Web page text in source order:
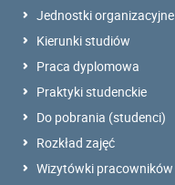
Jednostki organizacyjne
Kierunki studiów
Praca dyplomowa
Praktyki studenckie
Do pobrania (studenci)
Rozkład zajęć
Wizytówki pracowników